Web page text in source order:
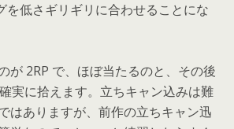
を低さギリギリに合わせることにな
が 2RP で、ほぼ当たるのと、その後
実に拾えます。立ちキャン込みは難
はありますが、前作の立ちキャン迅